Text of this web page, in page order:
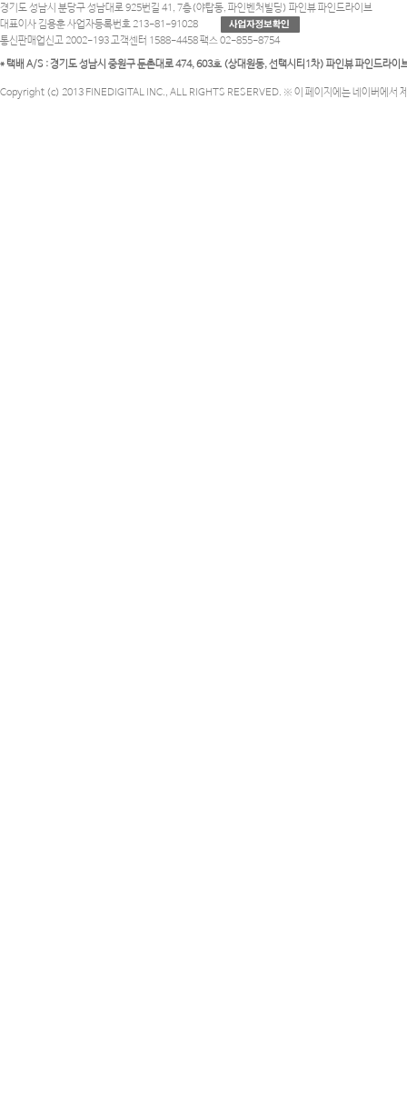
경기도 성남시 분당구 성남대로 925번길 41, 7층(야탑동, 파인벤처빌딩) 파인뷰 파인드라이브
대표이사 김용훈 사업자등록번호 213-81-91028
통신판매업신고 2002-193 고객센터 1588-4458 팩스 02-855-8754
* 택배 A/S : 경기도 성남시 중원구 둔촌대로 474, 603호 (상대원동, 선택시티1차) 파인뷰 파인드라이
Copyright (c) 2013 FINEDIGITAL INC., ALL RIGHTS RESERVED. ※ 이 페이지에는 네이버에서